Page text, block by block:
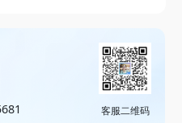
置-码
资源，提供信用
免押配置接口-
码小象源码
客服二维码